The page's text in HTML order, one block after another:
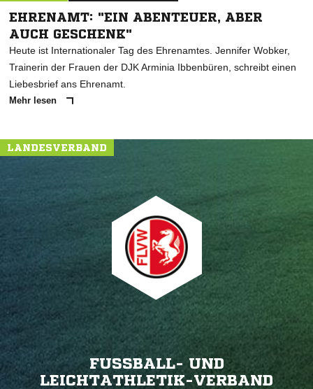
EHRENAMT: "EIN ABENTEUER, ABER
AUCH GESCHENK"
Heute ist Internationaler Tag des Ehrenamtes. Jennifer Wobker,
Trainerin der Frauen der DJK Arminia Ibbenbüren, schreibt einen
Liebesbrief ans Ehrenamt.
Mehr lesen
LANDESVERBAND
FUSSBALL- UND L
EICHTATHLETIK-VERBAND W